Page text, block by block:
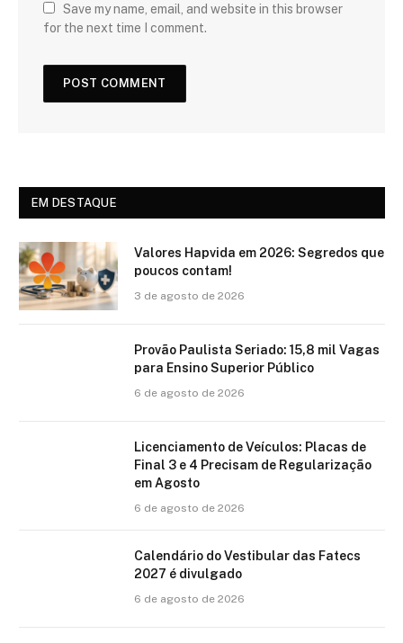
Save my name, email, and website in this browser
for the next time I comment.
EM DESTAQUE
Valores Hapvida em 2026: Segredos que
poucos contam!
3 de agosto de 2026
Provão Paulista Seriado: 15,8 mil Vagas
para Ensino Superior Público
6 de agosto de 2026
Licenciamento de Veículos: Placas de
Final 3 e 4 Precisam de Regularização
em Agosto
6 de agosto de 2026
Calendário do Vestibular das Fatecs
2027 é divulgado
6 de agosto de 2026